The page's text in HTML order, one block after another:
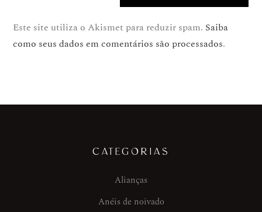
Este site utiliza o Akismet para reduzir spam. Saiba
como seus dados em comentários são processados.
CATEGORIAS
Alianças
Anéis de noivado